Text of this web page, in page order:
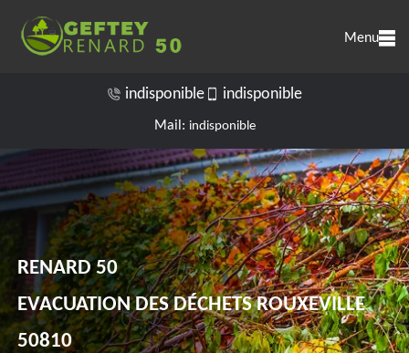
Menu
indisponible indisponible
Mail: indisponible
RENARD 50
EVACUATION DES DÉCHETS ROUXEVILLE
50810